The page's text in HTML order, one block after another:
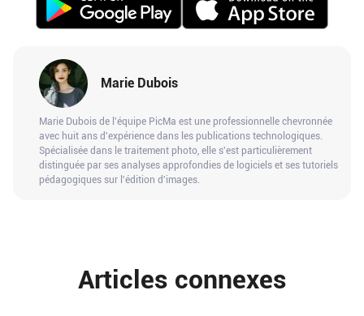
Marie Dubois
Marie Dubois de l'équipe PicMa est une professionnelle chevronnée
avec huit ans d'expérience dans les publications technologiques.
Spécialisée dans le traitement photo, elle s'est particulièrement
distinguée par ses analyses approfondies de logiciels et ses tutoriels
pédagogiques sur l'édition d'images.
Articles connexes